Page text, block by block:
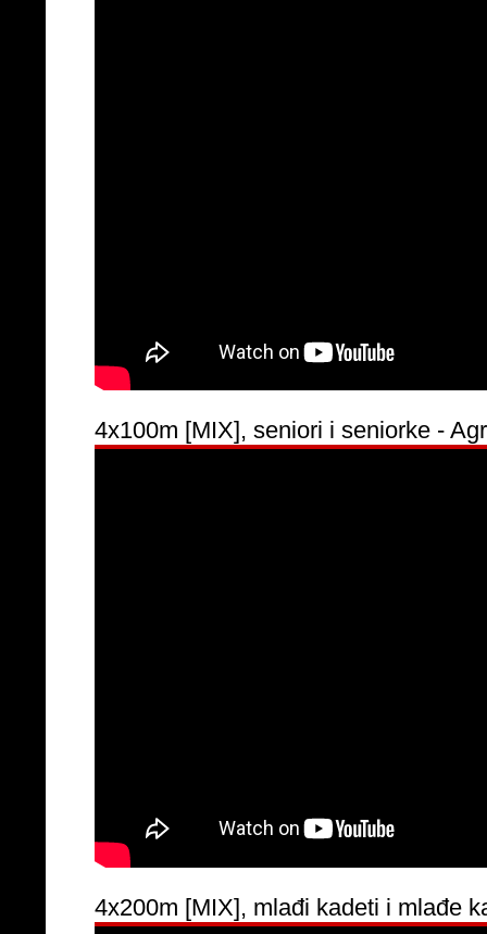
4x100m [MIX], seniori i seniorke -
4x200m [MIX], mlađi kadeti i mlađe